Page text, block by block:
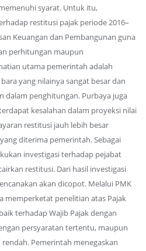
syarat. Untuk itu,
restitusi pajak periode 2016–
Keuangan dan Pembangunan guna
perhitungan maupun
utama pemerintah adalah
yang nilainya sangat besar dan
dalam penghitungan. Purbaya juga
kesalahan dalam proyeksi nilai
restitusi jauh lebih besar
diterima pemerintah. Sebagai
investigasi terhadap pejabat
restitusi. Dari hasil investigasi
akan dicopot. Melalui PMK
memperketat penelitian atas Pajak
terhadap Wajib Pajak dengan
persyaratan tertentu, maupun
Pemerintah menegaskan